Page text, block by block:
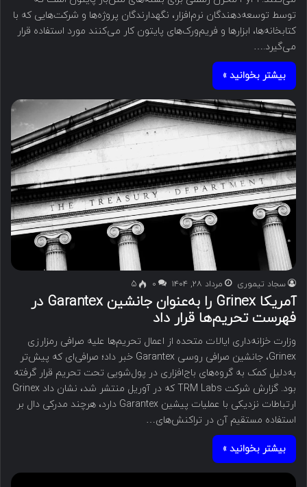
توسط توسعه‌دهندگان نرم‌افزار، نگهدارندگان پروژه‌ها و شرکت‌هایی که با
کتابخانه‌ها، ابزارها و فریم‌ورک‌های پایتون کار می‌کنند مورد استفاده قرار
می‌گیرد.…
بیشتر بخوانید »
سجاد تیموری مرداد ۲۸, ۱۴۰۴ ۰ 5
آمریکا Grinex را به‌عنوان جانشین Garantex در
فهرست تحریم‌ها قرار داد
وزارت خزانه‌داری ایالات متحده از اعمال تحریم‌ها علیه صرافی رمزارزی
Grinex، جانشین صرافی روسی Garantex خبر داد؛ صرافی‌ای که پیش‌تر
به‌دلیل کمک به گروه‌های باج‌افزاری در پول‌شویی تحت تحریم قرار گرفته
بود. گزارش شرکت TRM Labs که در آوریل منتشر شد، نشان داد Grinex
ارتباطات نزدیکی با عملیات پیشین Garantex دارد، هرچند مدرکی دال بر
استفاده مستقیم آن در تراکنش‌های…
بیشتر بخوانید »